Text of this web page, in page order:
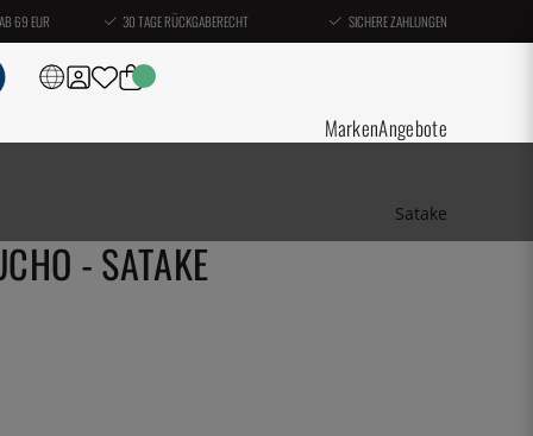
69 EUR 30 TAGE RÜCKGABERECHT SICHERE ZAHLUNGEN
MarkenAngebote
Satake
- SATAKE